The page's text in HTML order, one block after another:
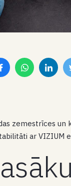
zemestrīces
ar VIZIUM